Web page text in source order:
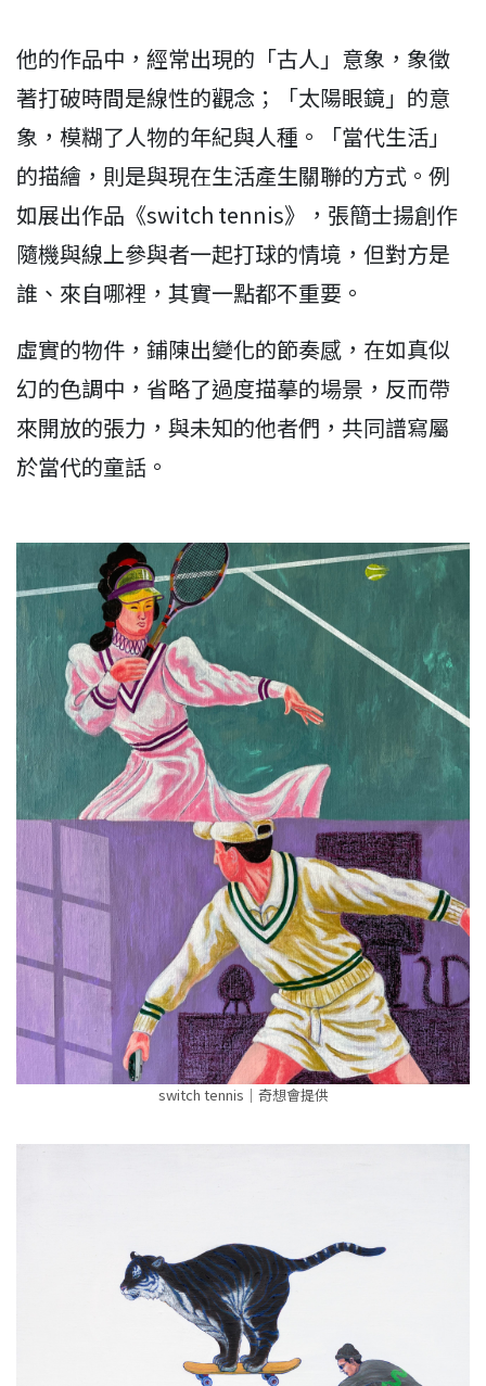
他的作品中，經常出現的「古人」意象，象徵
著打破時間是線性的觀念；「太陽眼鏡」的意
象，模糊了人物的年紀與人種。「當代生活」
的描繪，則是與現在生活產生關聯的方式。例
如展出作品《switch tennis》，張簡士揚創作
隨機與線上參與者一起打球的情境，但對方是
誰、來自哪裡，其實一點都不重要。
虛實的物件，鋪陳出變化的節奏感，在如真似
幻的色調中，省略了過度描摹的場景，反而帶
來開放的張力，與未知的他者們，共同譜寫屬
於當代的童話。
switch tennis｜奇想會提供